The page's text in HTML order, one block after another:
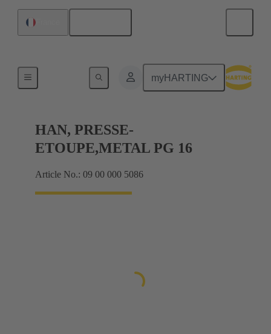
myHARTING
Presse-étoupes
HAN, PRESSE-
ETOUPE,METAL PG 16
Article No.: 09 00 000 5086